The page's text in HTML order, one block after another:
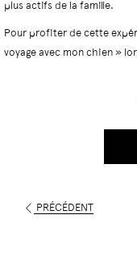
plus actifs de la famille.
Pour profiter de cette
voyage avec mon chien »
pesant jusqu'à 15 kg. Un
PRÉCÉDENT